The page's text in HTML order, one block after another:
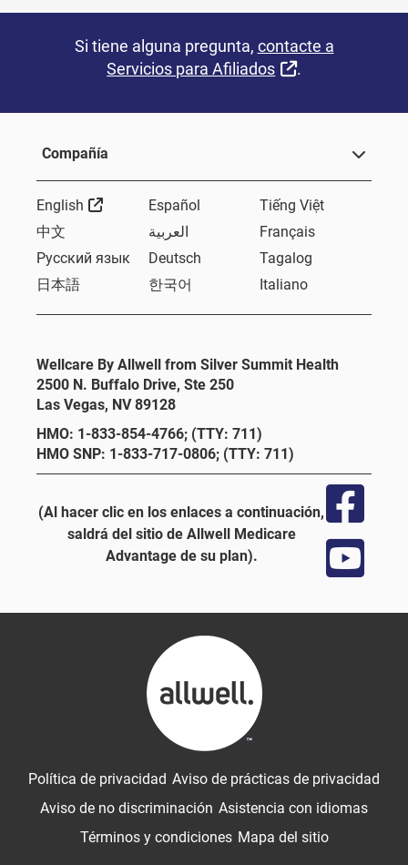
Si tiene alguna pregunta, contacte a
Servicios para Afiliados
Sitio Externo
.
Compañía
English Sitio Externo
Español
Tiếng Việt
中文
العربية
Français
Русский язык
Deutsch
Tagalog
日本語
한국어 Italiano
Wellcare By Allwell from Silver Summit Health
2500 N. Buffalo Drive, Ste 250
Las Vegas, NV 89128
HMO: 1-833-854-4766; (TTY: 711)
HMO SNP: 1-833-717-0806; (TTY: 711)
(Al hacer clic en los enlaces a continuación,
saldrá del sitio de Allwell Medicare
Advantage de su plan).
Política de privacidad Aviso de prácticas de privacidad
Aviso de no discriminación Asistencia con idiomas
Términos y condiciones Mapa del sitio